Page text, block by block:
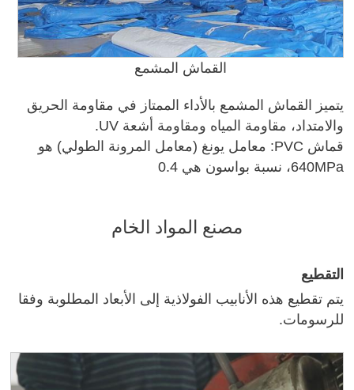
القماش المشمع
يتميز القماش المشمع بالأداء الممتاز في مقاومة الحريق
والامتداد، مقاومة المياه ومقاومة أشعة UV.
قماش PVC: معامل يونغ (معامل المرونة الطولي) هو
640MPa، نسبة بواسون هي 0.4
مصنع المواد الخام
التقطيع
يتم تقطيع هذه الأنابيب الفولاذية إلى الأبعاد المطلوبة وفقا
للرسومات.